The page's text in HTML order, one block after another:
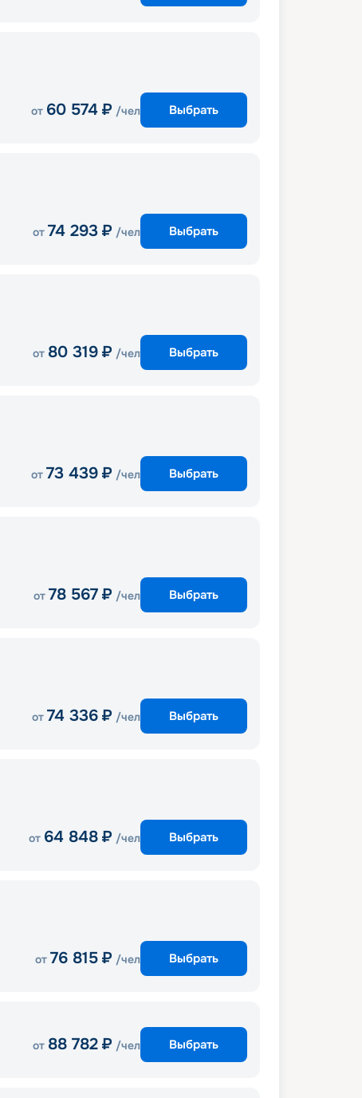
от 60 574 ₽ /чел Выбрать
от 74 293 ₽ /чел Выбрать
от 80 319 ₽ /чел Выбрать
от 73 439 ₽ /чел Выбрать
от 78 567 ₽ /чел Выбрать
от 74 336 ₽ /чел Выбрать
от 64 848 ₽ /чел Выбрать
от 76 815 ₽ /чел Выбрать
от 88 782 ₽ /чел Выбрать